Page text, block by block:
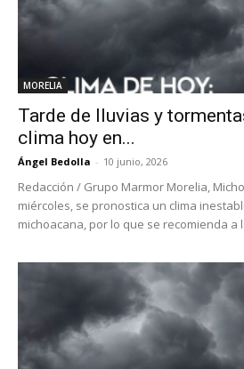
MORELIA
Tarde de lluvias y
clima hoy en...
Ángel Bedolla - 10 junio, 2026
Redacción / Grupo Marmor Morelia,
miércoles, se pronostica un clima
michoacana, por lo que se recomienda a